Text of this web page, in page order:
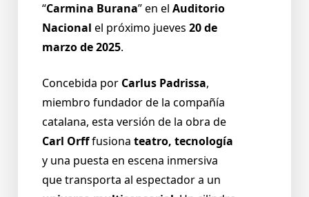
“Carmina Burana” en el Auditorio
Nacional el próximo jueves 20 de
marzo de 2025.
Concebida por Carlus Padrissa,
miembro fundador de la compañía
catalana, esta versión de la obra de
Carl Orfffusiona teatro, tecnología
y una puesta en escena inmersiva
que transporta al espectador a un